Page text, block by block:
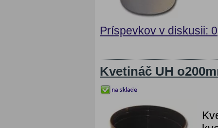
Príspevkov v diskusii: 0
Kvetináč UH